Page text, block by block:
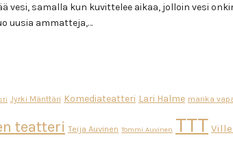
samalla kun kuvittelee aikaa, jolloin vesi
uusia ammatteja,…
Jyrki Mänttäri Komediateatteri Lari Halme marika
teatteri Teija Auvinen Tommi Auvinen TTT